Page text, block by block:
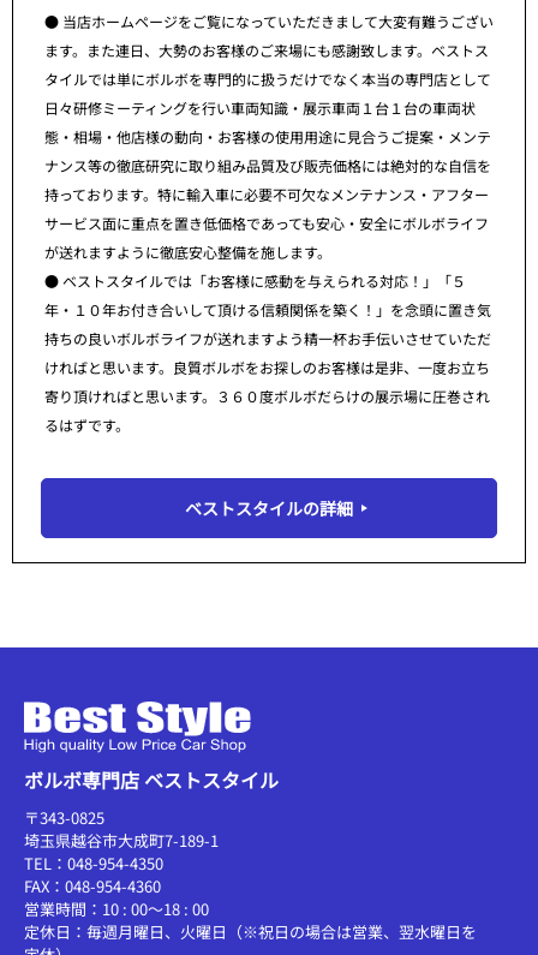
● 当店ホームページをご覧になっていただきまして大変有難うござい
ます。また連日、大勢のお客様のご来場にも感謝致します。ベストス
タイルでは単にボルボを専門的に扱うだけでなく本当の専門店として
日々研修ミーティングを行い車両知識・展示車両１台１台の車両状
態・相場・他店様の動向・お客様の使用用途に見合うご提案・メンテ
ナンス等の徹底研究に取り組み品質及び販売価格には絶対的な自信を
持っております。特に輸入車に必要不可欠なメンテナンス・アフター
サービス面に重点を置き低価格であっても安心・安全にボルボライフ
が送れますように徹底安心整備を施します。
● ベストスタイルでは「お客様に感動を与えられる対応！」「５
年・１０年お付き合いして頂ける信頼関係を築く！」を念頭に置き気
持ちの良いボルボライフが送れますよう精一杯お手伝いさせていただ
ければと思います。良質ボルボをお探しのお客様は是非、一度お立ち
寄り頂ければと思います。３６０度ボルボだらけの展示場に圧巻され
るはずです。
ベストスタイルの詳細
ボルボ専門店 ベストスタイル
〒343-0825
埼玉県越谷市大成町7-189-1
TEL：048-954-4350
FAX：048-954-4360
営業時間：10 : 00～18 : 00
定休日：毎週月曜日、火曜日（※祝日の場合は営業、翌水曜日を